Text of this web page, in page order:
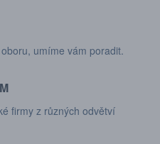
umíme vám poradit.
firmy z různých odvětví